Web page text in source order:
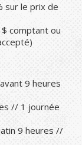
sur le prix de
comptant ou
9 heures
// 1 journée
9 heures //